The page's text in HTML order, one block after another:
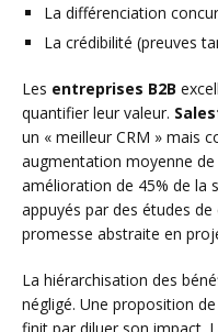
La différenciation
La crédibilité (preuves
Les entreprises B2B
quantifier leur valeur.
un « meilleur CRM » mais
augmentation moyenne
amélioration de 45% de la
appuyés par des études
promesse abstraite en
La hiérarchisation des
négligé. Une proposition